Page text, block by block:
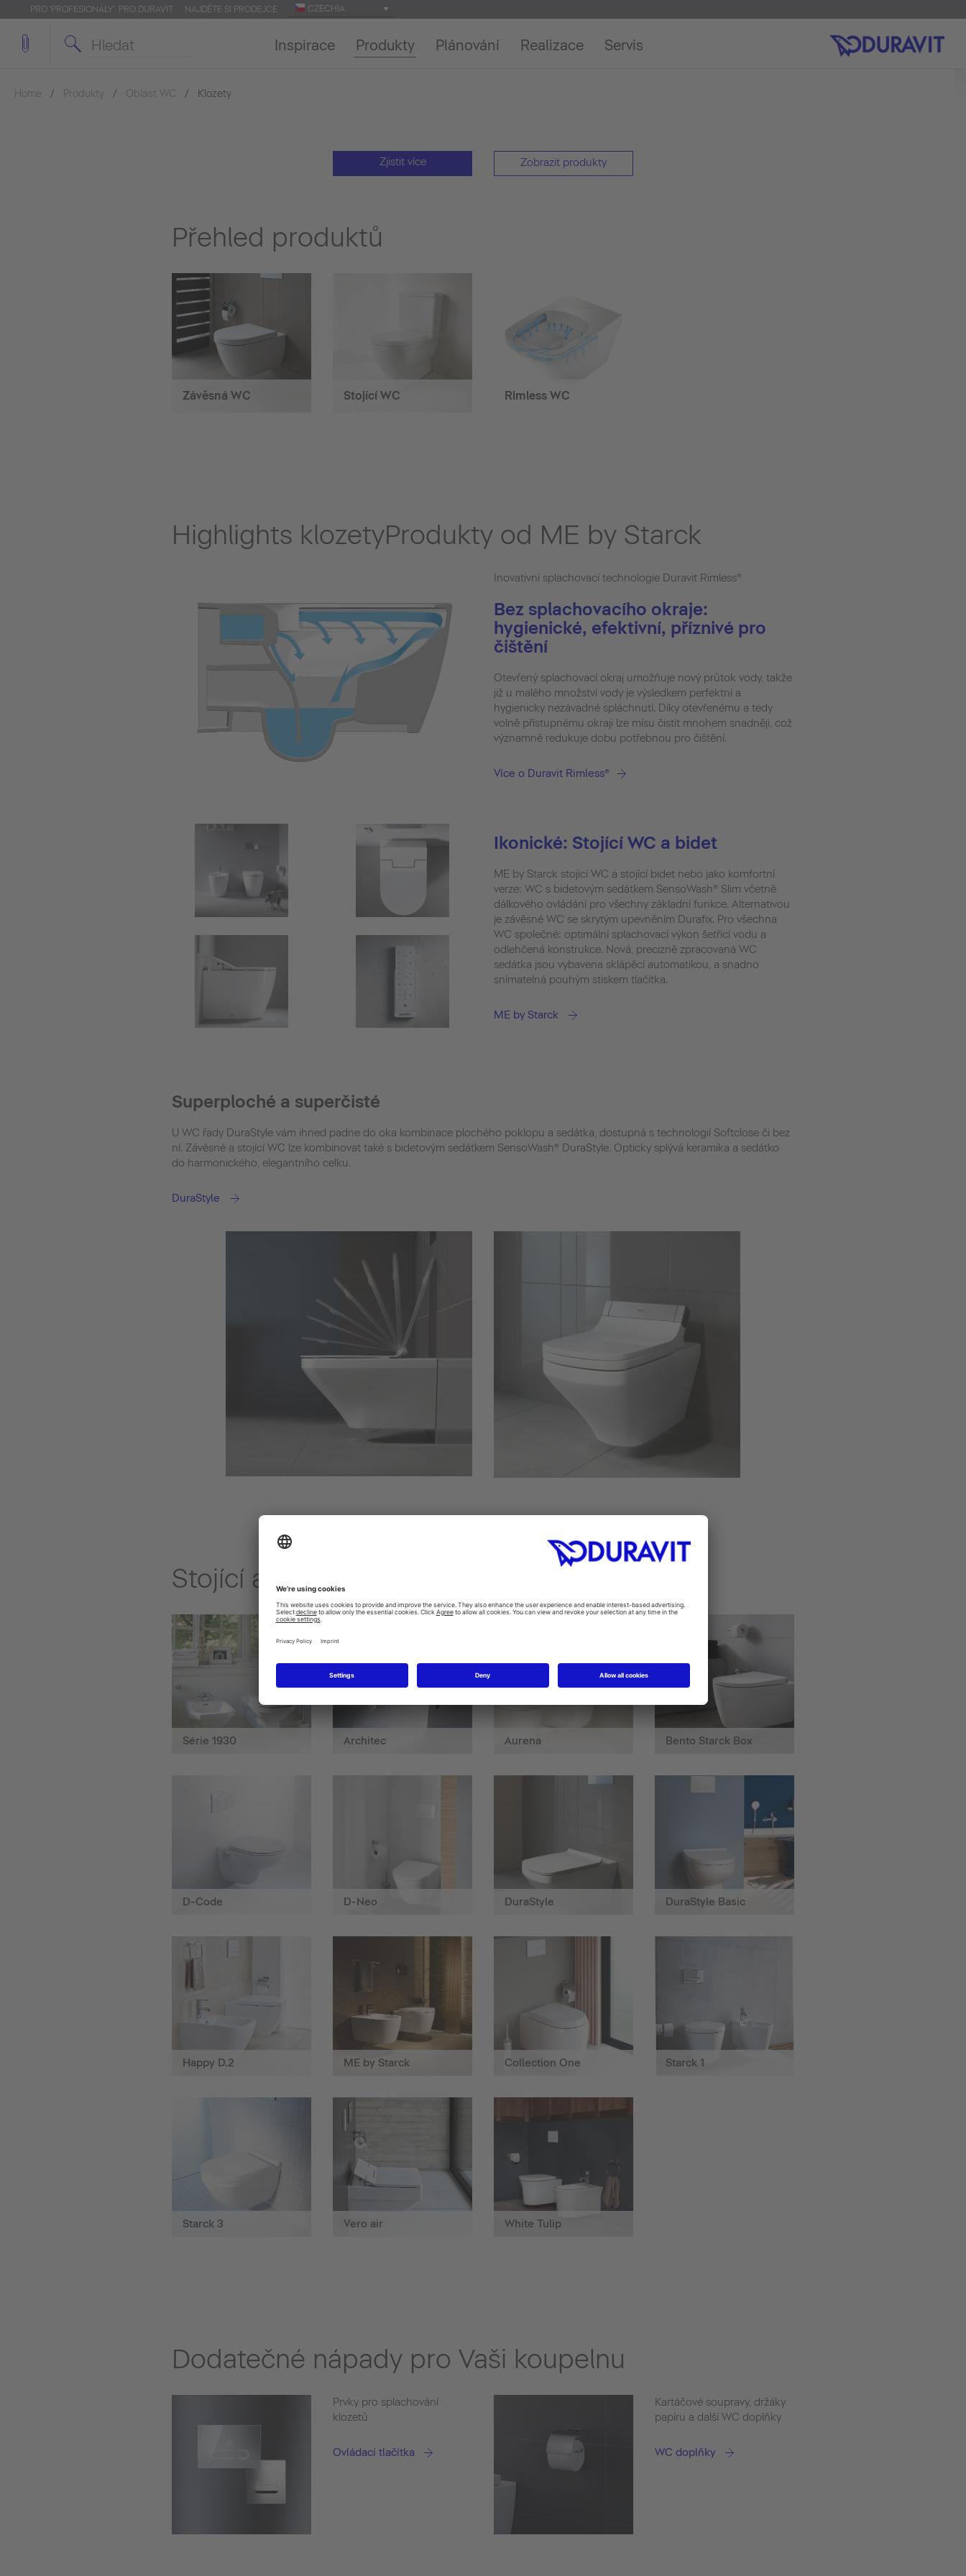
PRO 'PROFESIONÁLY': PRO.DURAVIT NAJDĚTE SI PRODEJCE CZECHIA
Inspirace Produkty Plánování Realizace Servis
Home Produkty Oblast WC Klozety
Zjistit více Zobrazit produkty
Přehled produktů
Závěsná WC Stojící WC Rimless WC
Highlights klozetyProdukty od ME by Starck
Inovativní splachovací technologie Duravit Rimless®
Bez splachovacího okraje:
hygienické, efektivní, příznivé pro
čištění
Otevřený splachovací okraj umožňuje nový průtok vody, takže
již u malého množství vody je výsledkem perfektní a
hygienicky nezávadné spláchnutí. Díky otevřenému a tedy
volně přístupnému okraji lze mísu čistit mnohem snadněji, což
významně redukuje dobu potřebnou pro čištění.
Více o Duravit Rimless®
Ikonické: Stojící WC a bidet
ME by Starck stojící WC a stojící bidet nebo jako komfortní
verze: WC s bidetovým sedátkem SensoWash® Slim včetně
dálkového ovládání pro všechny základní funkce. Alternativou
je závěsné WC se skrytým upevněním Durafix. Pro všechna
WC společné: optimální splachovací výkon šetřící vodu a
odlehčená konstrukce. Nová, precizně zpracovaná WC
sedátka jsou vybavena sklápěcí automatikou, a snadno
snímatelná pouhým stiskem tlačítka.
ME by Starck
Superploché a superčisté
U WC řady DuraStyle vám ihned padne do oka kombinace plochého poklopu a sedátka, dostupná s technologií Softclose či bez
ní. Závěsné a stojící WC lze kombinovat také s bidetovým sedátkem SensoWash® DuraStyle. Opticky splývá keramika a sedátko
do harmonického, elegantního celku.
DuraStyle
Stojící a závěsné klozety
Série 1930 Architec Aurena Bento Starck Box
D-Code D-Neo DuraStyle DuraStyle Basic
Happy D.2 ME by Starck Collection One Starck 1
Starck 3 Vero air White Tulip
Dodatečné nápady pro Vaši koupelnu
Prvky pro splachování
klozetů
Ovládací tlačítka
Kartáčové soupravy, držáky
papíru a další WC doplňky
WC doplňky